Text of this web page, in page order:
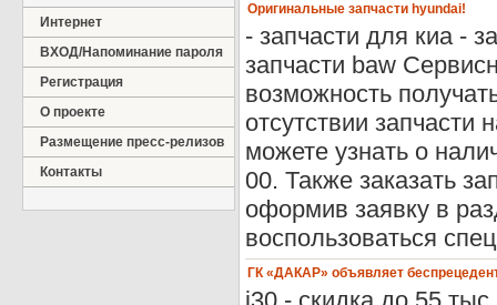
Интернет
ВХОД/Напоминание пароля
Регистрация
О проекте
Размещение пресс-релизов
Контакты
Оригинальные запчасти hyundai!
- запчасти для киа -
запчасти baw
возможность
отсутствии
можете узнать о
00. Также заказать
оформив заявку в
воспользоваться
ГК «ДАКАР» объявляет